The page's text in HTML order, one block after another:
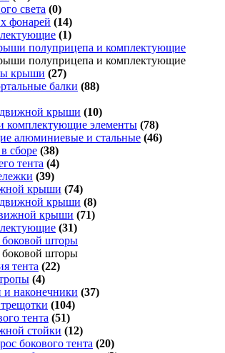
света (0)
фонарей (14)
(1)
полуприцепа и комплектующие
полуприцепа и комплектующие
крыши (27)
балки (88)
крыши (10)
комплектующие элементы (78)
алюминиевые и стальные (46)
сборе (38)
тента (4)
(39)
крыши (74)
крыши (8)
крыши (71)
(31)
боковой шторы
боковой шторы
тента (22)
(4)
и наконечники (37)
(104)
тента (51)
стойки (12)
бокового тента (20)